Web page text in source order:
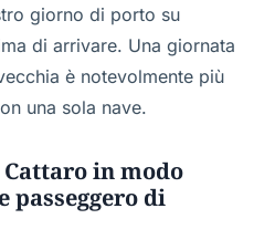
giorno di porto su
di arrivare. Una giornata
è notevolmente più
una sola nave.
in modo
passeggero di